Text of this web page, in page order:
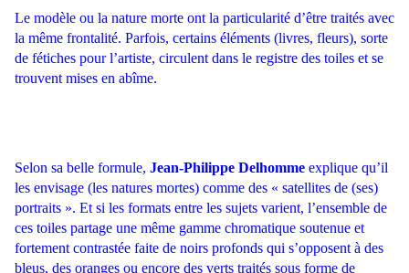
Le modèle ou la nature morte ont la particularité d’être traités avec
la même frontalité. Parfois, certains éléments (livres, fleurs), sorte
de fétiches pour l’artiste, circulent dans le registre des toiles et se
trouvent mises en abîme.
Selon sa belle formule, Jean-Philippe Delhomme explique qu’il
les envisage (les natures mortes) comme des « satellites de (ses)
portraits ». Et si les formats entre les sujets varient, l’ensemble de
ces toiles partage une même gamme chromatique soutenue et
fortement contrastée faite de noirs profonds qui s’opposent à des
bleus, des oranges ou encore des verts traités sous forme de